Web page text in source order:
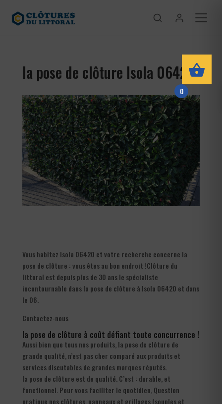
la pose de clôture Isola 06420
Vous habitez Isola 06420 et votre recherche concerne la
pose de clôture : vous êtes au bon endroit !Clôture du
littoral est depuis plus de 30 ans le spécialiste
incontournable dans la pose de clôture à Isola 06420 et dans
le 06.
Contactez-nous
la pose de clôture à coût défiant toute concurrence !
Aussi bien que tous nos produits, la pose de clôture de
grande qualité, n’est pas cher comparé aux produits et
services discutables de grandes marques réputés.
la pose de clôture est de qualité. C’est : durable, et
fonctionnel. Pour vous faciliter le quotidien, Question
pratique nos clôtures, panneaux et grillages (souples et
0